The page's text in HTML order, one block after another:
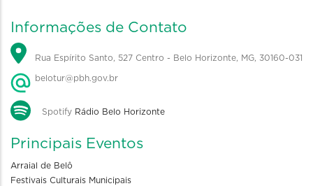
Informações de Contato
Rua Espírito Santo, 527 Centro - Belo Horizonte, MG, 30160-031
belotur@pbh.gov.br
Spotify Rádio Belo Horizonte
Principais Eventos
Arraial de Belô
Festivais Culturais Municipais